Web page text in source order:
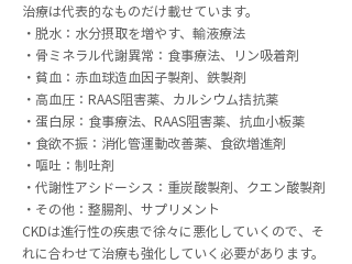
治療は代表的なものだけ載せています。
・脱水：水分摂取を増やす、輸液療法
・ 骨ミネラル代謝異常：食事療法、リン吸着剤
・貧血：赤血球造血因子製剤、鉄製剤
・高血圧：RAAS阻害薬、カルシウム拮抗薬
・蛋白尿：食事療法、RAAS阻害薬、抗血小板薬
・食欲不振：消化管運動改善薬、食欲増進剤
・嘔吐：制吐剤
・代謝性アシドーシス：重炭酸製剤、クエン酸製剤
・その他：整腸剤、サプリメント
CKDは進行性の疾患で徐々に悪化していくので、そ
れに合わせて治療も強化していく必要があります。